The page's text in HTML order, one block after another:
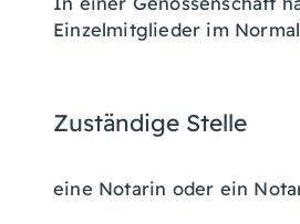
Einzelmitglieder im
Zuständige Stelle
eine Notarin oder ein